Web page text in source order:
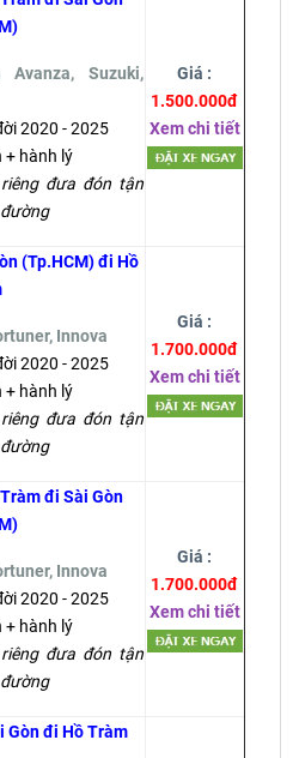
Avanza, Suzuki,
2020 - 2025
+ hành lý
riêng đưa đón tận
Giá :
1.500.000đ
Xem chi tiết
(Tp.HCM) đi Hồ
Innova
2020 - 2025
+ hành lý
riêng đưa đón tận
Giá :
1.700.000đ
Xem chi tiết
đi Sài Gòn
Innova
2020 - 2025
+ hành lý
riêng đưa đón tận
Giá :
1.700.000đ
Xem chi tiết
Gòn đi Hồ Tràm